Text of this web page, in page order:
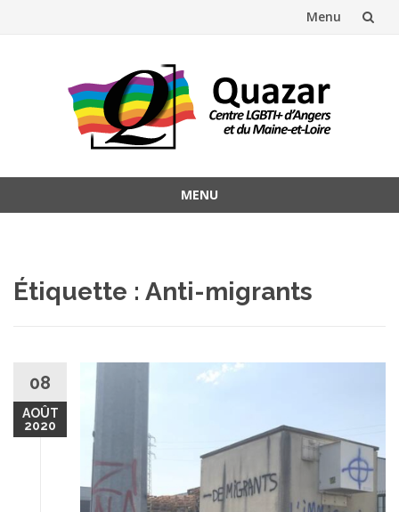
Menu
MENU
Étiquette : Anti-migrants
08
AOÛT
2020